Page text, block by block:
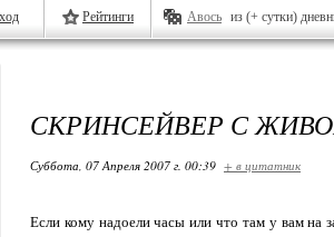
Рейтинги Авось из (+ сутки)
СКРИНСЕЙВЕР С
Суббота, 07 Апреля 2007 г. 00:39 + в цитатник
Если кому надоели часы или что там у вам на